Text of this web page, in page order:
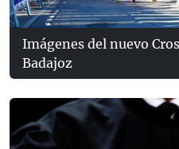
Imágenes del nuevo
Badajoz